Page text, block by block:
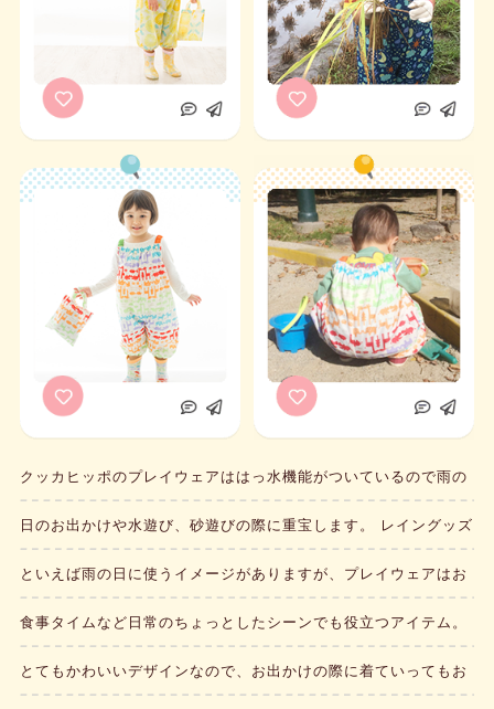
クッカヒッポのプレイウェアははっ水機能がついているので雨の
日のお出かけや水遊び、砂遊びの際に重宝します。 レイングッズ
といえば雨の日に使うイメージがありますが、プレイウェアはお
食事タイムなど日常のちょっとしたシーンでも役立つアイテム。
とてもかわいいデザインなので、お出かけの際に着ていってもお